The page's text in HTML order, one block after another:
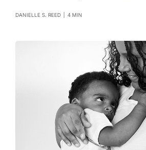
DANIELLE S. REED 4 MIN